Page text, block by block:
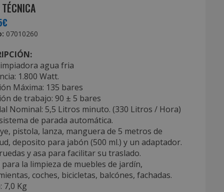
07010260
agua fria
1.800 Watt.
Máxima: 135 bares
de trabajo: 90 ± 5 bares
Nominal: 5,5 Litros minuto. (330 Litros / Hora)
de parada automática.
pistola, lanza, manguera de 5 metros de
deposito para jabón (500 ml.) y un adaptador.
y asa para facilitar su traslado.
para la limpieza de muebles de jardín,
coches, bicicletas, balcónes, fachadas.
7,0 Kg